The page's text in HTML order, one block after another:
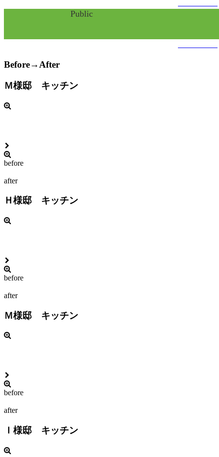
Public
Before→After
Ｍ様邸 キッチン
before
after
Ｈ様邸 キッチン
before
after
Ｍ様邸 キッチン
before
after
Ｉ様邸 キッチン